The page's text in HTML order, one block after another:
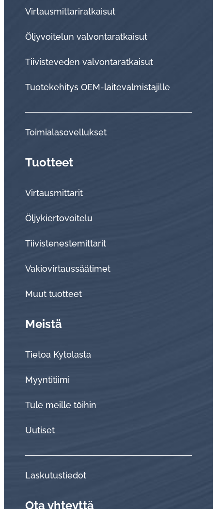
Virtausmittariratkaisut
Öljyvoitelun valvontaratkaisut
Tii­vis­te­ve­den val­von­ta­rat­kai­sut
Tuo­te­ke­hi­tys OEM-lai­te­val­mis­ta­jil­le
Toi­mia­la­so­vel­luk­set
Tuotteet
Virtausmittarit
Öljykiertovoitelu
Tiivistenestemittarit
Vakiovirtaussäätimet
Muut tuotteet
Meistä
Tietoa Kytolasta
Myyntitiimi
Tule meille töihin
Uutiset
Laskutustiedot
Ota yhteyttä